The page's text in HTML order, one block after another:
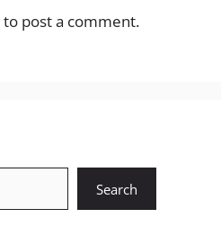
to post a comment.
Search